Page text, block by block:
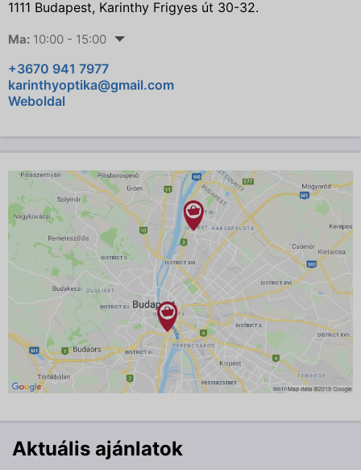
1111 Budapest, Karinthy Frigyes út 30-32.
Ma: 10:00 - 15:00
+3670 941 7977
karinthyoptika@gmail.com
Weboldal
Aktuális ajánlatok